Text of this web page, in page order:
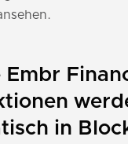
Embr
in